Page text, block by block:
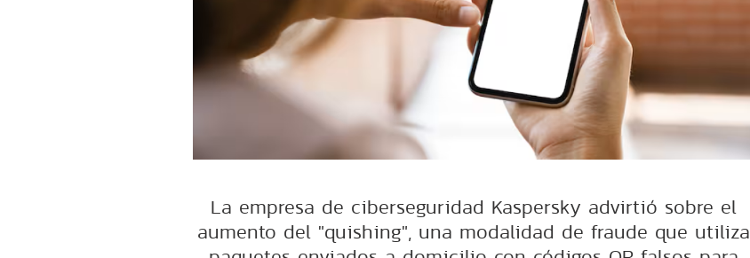
La empresa de ciberseguridad Kaspersky advirtió sobre el
aumento del "quishing", una modalidad de fraude que utiliza